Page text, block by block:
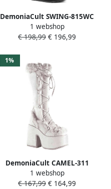
DemoniaCult SWING-815WC
Plateau Laarzen 40 Shoes
Zwart
1 webshop
€ 198,99 € 196,99
1%
DemoniaCult CAMEL-311
Plateau Laarzen 41 Shoes
Wit
1 webshop
€ 167,99 € 164,99